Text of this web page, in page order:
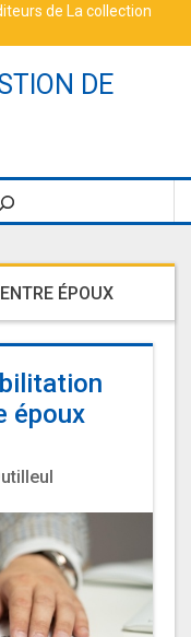
de La collection
DE
ÉPOUX
époux